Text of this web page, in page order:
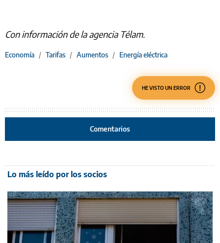
Con información de la agencia Télam.
Economía / Tarifas / Aumentos / Energía eléctrica
HE VISTO UN ERROR
Comentarios
Lo más leído por los socios